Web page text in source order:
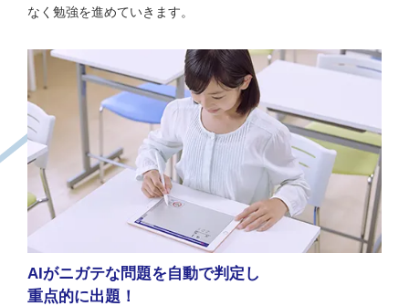
なく勉強を進めていきます。
AIがニガテな問題を自動で判定し
重点的に出題！